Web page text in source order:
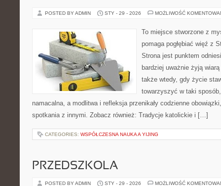
POSTED BY ADMIN STY - 29 - 2026 MOŻLIWOŚĆ
To miejsce stworzone z
pomaga pogłębiać więź z
Strona jest punktem
bardziej uważnie żyją
także wtedy, gdy życie
towarzyszyć w taki
namacalna, a modlitwa i refleksja przenikały codzienne
spotkania z innymi. Zobacz również: Tradycje katolickie i […]
CATEGORIES: WSPÓŁCZESNA NAUKA A YIJING
PRZEDSZKOLA
POSTED BY ADMIN STY - 29 - 2026 MOŻLIWOŚĆ